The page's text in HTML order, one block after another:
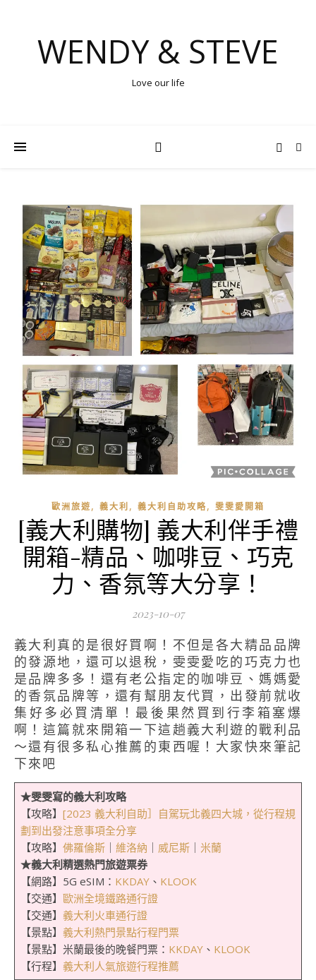
WENDY & STEVE
Love our life
歐洲旅遊, 義大利 , 義大利自助攻略, 雯雯愛開箱
[義大利購物] 義大利伴手禮
開箱-精品、咖啡豆、巧克
力、香氛等大分享！
2023-10-07
義大利真的是很好買啊！不但是各大精品品牌
的發源地，還可以退稅，雯雯愛吃的巧克力也
是品牌多多！還有老公指定的咖啡豆、媽媽愛
的香氛品牌等，還有幫朋友代買，出發前就收
集好多必買清單！最後果然買到行李箱塞爆
啊！這篇就來開箱一下這趟義大利遊的戰利品
～還有很多私心推薦的東西喔！大家快來筆記
下來吧
★雯雯寫的義大利攻略
【攻略】 [2023 義大利自助］自駕玩北義四大城，從行程規
劃到出發注意事項全分享
【攻略】 佛羅倫斯｜ 維洛納 威尼斯｜ 米蘭
★義大利精選熱門旅遊票券
【網路】5G eSIM： KKDAY、 KLOOK
【交通】 歐洲全境鐵路通行證
【交通】 義大利火車通行證
【景點】 義大利熱門景點行程門票
【景點】米蘭最後的晚餐門票： KKDAY、 KLOOK
【行程】 義大利人氣旅遊行程推薦